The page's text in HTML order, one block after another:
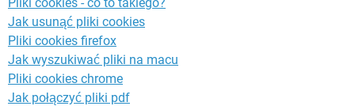
Jak usunąć pliki cookies
Pliki cookies firefox
Jak wyszukiwać pliki na macu
Pliki cookies chrome
Jak połączyć pliki pdf